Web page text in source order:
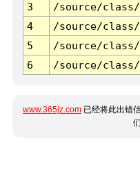
3 /source/
4
/source/
5
/source/
6
/source/
www.365jz.com 已经将此出错